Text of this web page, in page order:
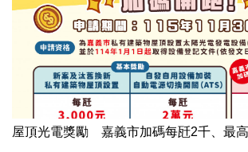
屋頂光電獎勵 嘉義市加碼每瓩2千、最